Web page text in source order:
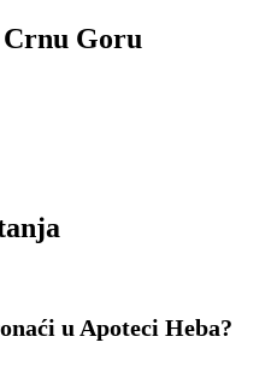
Goru
u Apoteci Heba?